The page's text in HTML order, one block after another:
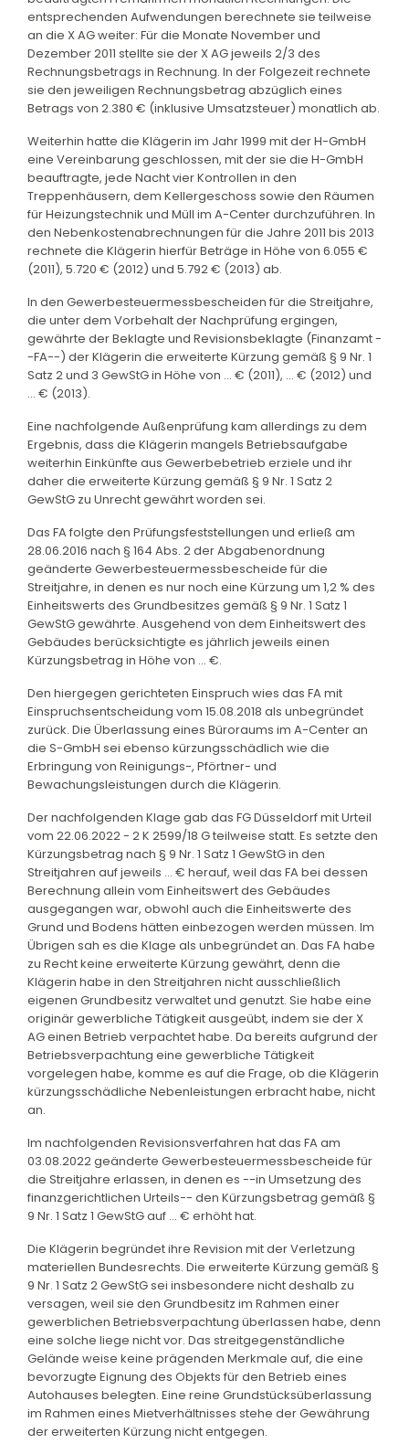
entsprechenden Aufwendungen berechnete sie teilweise
an die X AG weiter: Für die Monate November und
Dezember 2011 stellte sie der X AG jeweils 2/3 des
Rechnungsbetrags in Rechnung. In der Folgezeit rechnete
sie den jeweiligen Rechnungsbetrag abzüglich eines
Betrags von 2.380 € (inklusive Umsatzsteuer) monatlich ab.
Weiterhin hatte die Klägerin im Jahr 1999 mit der H-GmbH
eine Vereinbarung geschlossen, mit der sie die H-GmbH
beauftragte, jede Nacht vier Kontrollen in den
Treppenhäusern, dem Kellergeschoss sowie den Räumen
für Heizungstechnik und Müll im A-Center durchzuführen. In
den Nebenkostenabrechnungen für die Jahre 2011 bis 2013
rechnete die Klägerin hierfür Beträge in Höhe von 6.055 €
(2011), 5.720 € (2012) und 5.792 € (2013) ab.
In den Gewerbesteuermessbescheiden für die Streitjahre,
die unter dem Vorbehalt der Nachprüfung ergingen,
gewährte der Beklagte und Revisionsbeklagte (Finanzamt -
-FA--) der Klägerin die erweiterte Kürzung gemäß § 9 Nr. 1
Satz 2 und 3 GewStG in Höhe von ... € (2011), ... € (2012) und
... € (2013).
Eine nachfolgende Außenprüfung kam allerdings zu dem
Ergebnis, dass die Klägerin mangels Betriebsaufgabe
weiterhin Einkünfte aus Gewerbebetrieb erziele und ihr
daher die erweiterte Kürzung gemäß § 9 Nr. 1 Satz 2
GewStG zu Unrecht gewährt worden sei.
Das FA folgte den Prüfungsfeststellungen und erließ am
28.06.2016 nach § 164 Abs. 2 der Abgabenordnung
geänderte Gewerbesteuermessbescheide für die
Streitjahre, in denen es nur noch eine Kürzung um 1,2 % des
Einheitswerts des Grundbesitzes gemäß § 9 Nr. 1 Satz 1
GewStG gewährte. Ausgehend von dem Einheitswert des
Gebäudes berücksichtigte es jährlich jeweils einen
Kürzungsbetrag in Höhe von ... €.
Den hiergegen gerichteten Einspruch wies das FA mit
Einspruchsentscheidung vom 15.08.2018 als unbegründet
zurück. Die Überlassung eines Büroraums im A-Center an
die S-GmbH sei ebenso kürzungsschädlich wie die
Erbringung von Reinigungs-, Pförtner- und
Bewachungsleistungen durch die Klägerin.
Der nachfolgenden Klage gab das FG Düsseldorf mit Urteil
vom 22.06.2022 - 2 K 2599/18 G teilweise statt. Es setzte den
Kürzungsbetrag nach § 9 Nr. 1 Satz 1 GewStG in den
Streitjahren auf jeweils ... € herauf, weil das FA bei dessen
Berechnung allein vom Einheitswert des Gebäudes
ausgegangen war, obwohl auch die Einheitswerte des
Grund und Bodens hätten einbezogen werden müssen. Im
Übrigen sah es die Klage als unbegründet an. Das FA habe
zu Recht keine erweiterte Kürzung gewährt, denn die
Klägerin habe in den Streitjahren nicht ausschließlich
eigenen Grundbesitz verwaltet und genutzt. Sie habe eine
originär gewerbliche Tätigkeit ausgeübt, indem sie der X
AG einen Betrieb verpachtet habe. Da bereits aufgrund der
Betriebsverpachtung eine gewerbliche Tätigkeit
vorgelegen habe, komme es auf die Frage, ob die Klägerin
kürzungsschädliche Nebenleistungen erbracht habe, nicht
an.
Im nachfolgenden Revisionsverfahren hat das FA am
03.08.2022 geänderte Gewerbesteuermessbescheide für
die Streitjahre erlassen, in denen es --in Umsetzung des
finanzgerichtlichen Urteils-- den Kürzungsbetrag gemäß §
9 Nr. 1 Satz 1 GewStG auf ... € erhöht hat.
Die Klägerin begründet ihre Revision mit der Verletzung
materiellen Bundesrechts. Die erweiterte Kürzung gemäß §
9 Nr. 1 Satz 2 GewStG sei insbesondere nicht deshalb zu
versagen, weil sie den Grundbesitz im Rahmen einer
gewerblichen Betriebsverpachtung überlassen habe, denn
eine solche liege nicht vor. Das streitgegenständliche
Gelände weise keine prägenden Merkmale auf, die eine
bevorzugte Eignung des Objekts für den Betrieb eines
Autohauses belegten. Eine reine Grundstücksüberlassung
im Rahmen eines Mietverhältnisses stehe der Gewährung
der erweiterten Kürzung nicht entgegen.